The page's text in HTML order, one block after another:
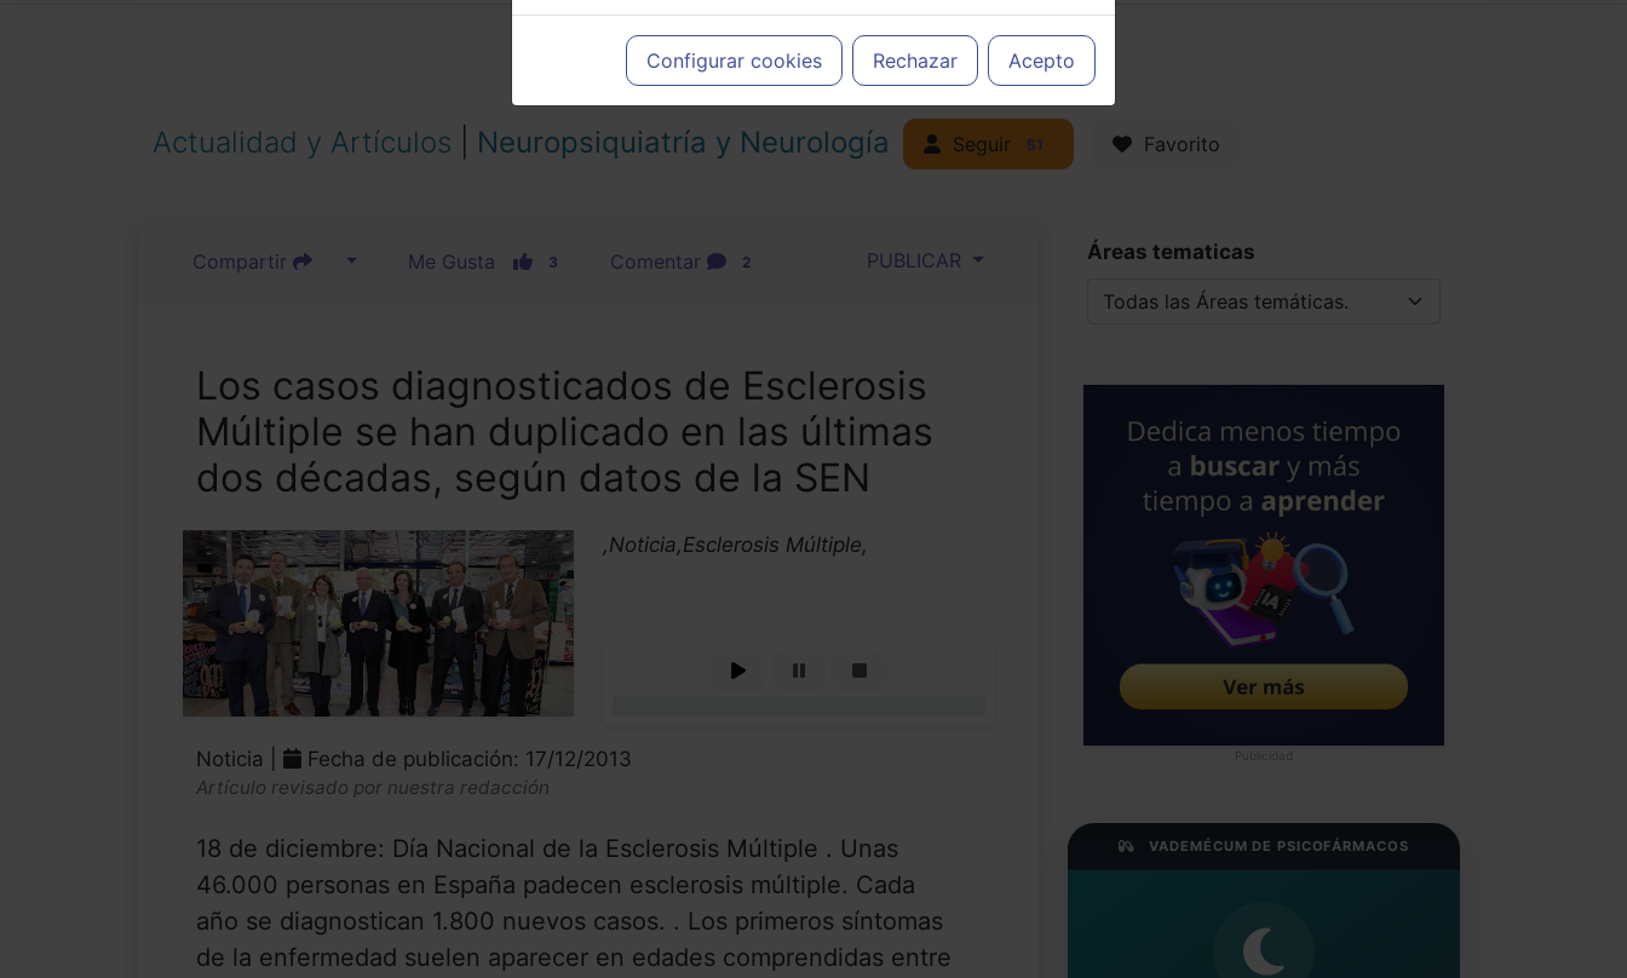
medicamentos y decidir, en cada caso concreto, el tratamiento más
adecuado a las necesidades del paciente.
Configurar cookies Rechazar Acepto
Actualidad y Artículos Neuropsiquiatría y Neurología Seguir 51 Favorito
Compartir Me Gusta 3 Comentar 2 PUBLICAR
Los casos diagnosticados de Esclerosis
Múltiple se han duplicado en las últimas
dos décadas, según datos de la SEN
,Noticia,Esclerosis Múltiple,
Noticia | Fecha de publicación: 17/12/2013
Artículo revisado por nuestra redacción
18 de diciembre: Día Nacional de la Esclerosis Múltiple . Unas
46.000 personas en España padecen esclerosis múltiple. Cada
año se diagnostican 1.800 nuevos casos. . Los primeros síntomas
de la enfermedad suelen aparecer en edades comprendidas entre
Áreas tematicas
Publicidad
VADEMÉCUM DE PSICOFÁRMACOS